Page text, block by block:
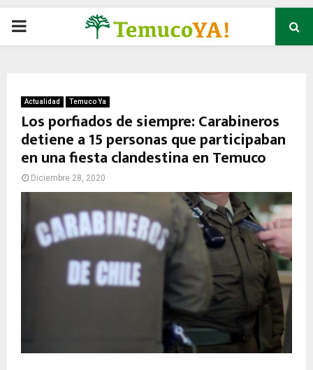
P
M
A
Actualidad Temuco Ya
Los porfiados de siempre: Carabineros
detiene a 15 personas que participaban
en una fiesta clandestina en Temuco
Diciembre 28, 2020